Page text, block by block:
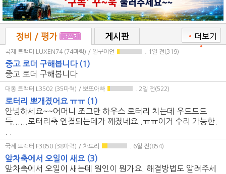
정비 / 평가 게시판 • 더보기
•
국제 트랙터 LUXEN74 (74마력) / 일구이언 . 1일 전(319)
중고 로더 구해봅니다 (1)
중고 로더 구해봅니다
대동 트랙터 L3502 (35마력) / 뽀또아빠 . 2일 전(522)
로터리 뽀개졌어요 ㅠㅠ (1)
안녕하세요~~어머니 조그만 하우스 로터리 치는데 우드드드
득......로터리축 연결되는데가 깨졌네요..ㅠㅠ이거 수리 가능한.
국제 트랙터 F3850 (38마력) / 차도리 . 6일 전(854)
앞차축에서 오일이 새요 (3)
앞차축에서 오일이 새는데 원인이 뭔가요. 해결방법도 알려주세